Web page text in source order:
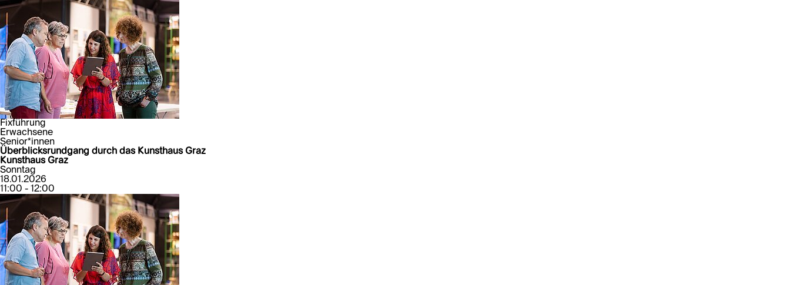
Fixführung
Erwachsene
Senior*innen
Überblicksrundgang durch das Kunsthaus Graz
Kunsthaus Graz
Sonntag
18.01.2026
11:00 - 12:00